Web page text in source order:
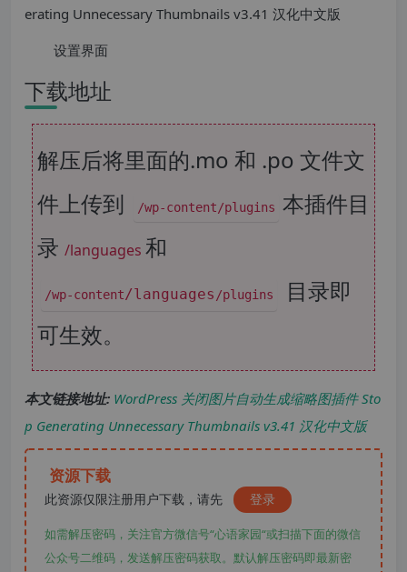
设置界面
下载地址
解压后将里面的.mo 和 .po 文件文
件上传到
/wp-content/plugins 本插件目
录 /languages 和
/wp-content/languages /plugins
目录即
可生效。
本文链接地址: WordPress 关闭图片自动生成缩略图插件 Sto
p Generating Unnecessary Thumbnails v3.41 汉化中文版
资源下载
此资源仅限注册用户下载，请先 登录
如需解压密码，关注官方微信号“心语家园“或扫描下面的微信
公众号二维码，发送解压密码获取。默认解压密码即最新密